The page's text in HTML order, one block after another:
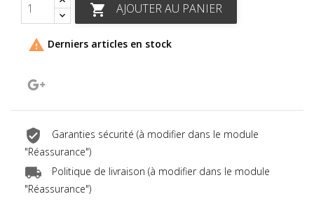
 AJOUTER AU PANIER
 Derniers articles en stock
Garanties sécurité (à modifier dans le module
"Réassurance")
Politique de livraison (à modifier dans le module
"Réassurance")